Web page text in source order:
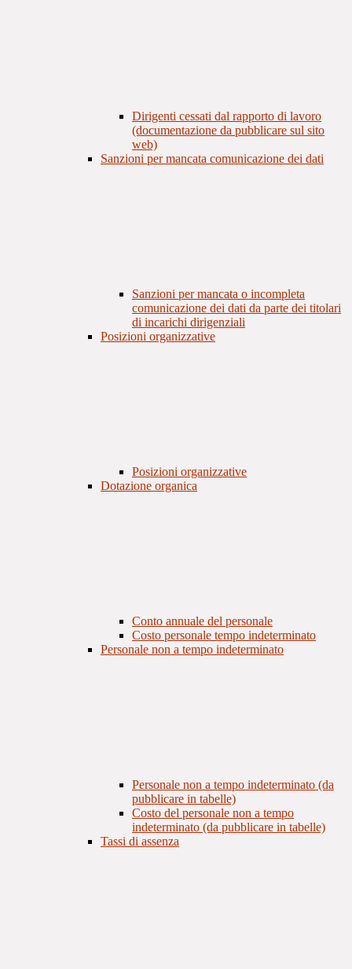
Dirigenti cessati dal rapporto di lavoro
(documentazione da pubblicare sul sito
web)
Sanzioni per mancata comunicazione dei dati
Sanzioni per mancata o incompleta
comunicazione dei dati da parte dei titolari
di incarichi dirigenziali
Posizioni organizzative
Posizioni organizzative
Dotazione organica
Conto annuale del personale
Costo personale tempo indeterminato
Personale non a tempo indeterminato
Personale non a tempo indeterminato (da
pubblicare in tabelle)
Costo del personale non a tempo
indeterminato (da pubblicare in tabelle)
Tassi di assenza